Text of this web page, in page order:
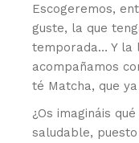
Escogeremos,
guste, la que
temporada… Y la
acompañamos
té Matcha, que
¿Os imagináis
saludable,